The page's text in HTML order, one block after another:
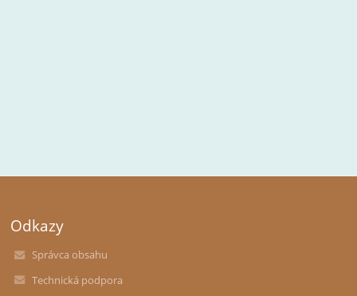
Odkazy
Správca obsahu
Technická podpora